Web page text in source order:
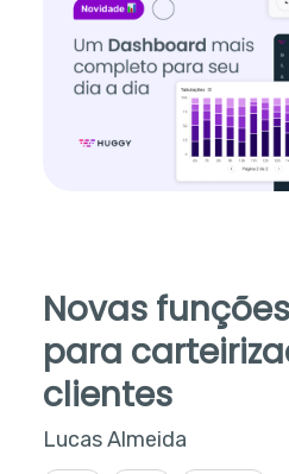
Novas
para
clientes
Lucas Almeida